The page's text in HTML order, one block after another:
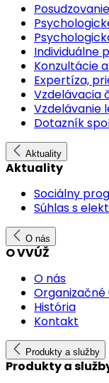
Individuálne
Konzultácie
Expertíza,
Vzdelávacia
Vzdelávanie
Dotazník
Aktuality
Aktuality
Sociálny
Súhlas s
O nás
O VVÚŽ
O nás
História
Kontakt
Produkty a služby
Produkty a